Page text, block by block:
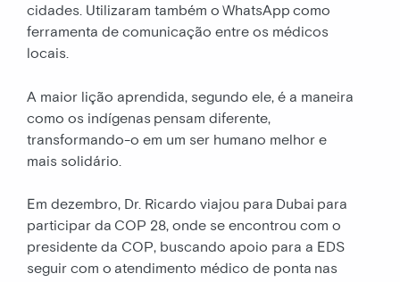
cidades. Utilizaram também o WhatsApp como
ferramenta de comunicação entre os médicos
locais.
A maior lição aprendida, segundo ele, é a maneira
como os indígenas pensam diferente,
transformando-o em um ser humano melhor e
mais solidário.
Em dezembro, Dr. Ricardo viajou para Dubai para
participar da COP 28, onde se encontrou com o
presidente da COP, buscando apoio para a EDS
seguir com o atendimento médico de ponta nas